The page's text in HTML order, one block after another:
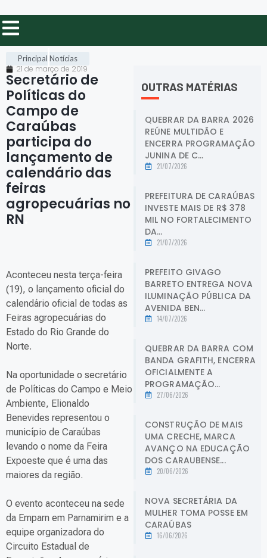
Principal Notícias
21 de março de 2019
Secretário de
Políticas do
Campo de
Caraúbas
participa do
lançamento de
calendário das
feiras
agropecuárias no
RN
Aconteceu nesta terça-feira
(19), o lançamento oficial do
calendário oficial de todas as
Feiras agropecuárias do
Estado do Rio Grande do
Norte.
Na oportunidade o secretário
de Políticas do Campo e Meio
Ambiente, Elionaldo
Benevides representou o
município de Caraúbas
levando o nome da Feira
Expoeste que é uma das
maiores da região.
O evento aconteceu na sede
da Emparn em Parnamirim e a
equipe organizadora do
Circuito Estadual de
OUTRAS MATÉRIAS
QUEBRAR DA BARRA 2026
REÚNE MULTIDÃO E
ENCERRA PROGRAMAÇÃO
JUNINA DE C...
21/07/2026
PREFEITURA DE CARAÚBAS
INVESTE MAIS DE R$ 378
MIL NO FORTALECIMENTO
DA...
21/07/2026
PREFEITO GIVAGO
BARRETO ENTREGA NOVA
ILUMINAÇÃO PÚBLICA DA
AVENIDA BEN...
14/07/2026
QUEBRAR DA BARRA COM
BANDA GRAFITH, ENCERRA
OFICIALMENTE A
PROGRAMAÇÃO...
27/06/2026
CONSTRUÇÃO DE MAIS
UMA CRECHE, MARCA
AVANÇO NA EDUCAÇÃO
DOS CARAUBENSE...
20/06/2026
NOVA SECRETÁRIA DA
MULHER TOMA POSSE EM
CARAÚBAS
16/06/2026